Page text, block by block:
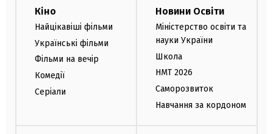
Кіно
Найцікавіші фільми
Українські фільми
Фільми на вечір
Комедії
Серіали
Новини Освіти
Міністерство освіти та
науки України
Школа
НМТ 2026
Саморозвиток
Навчання за кордоном